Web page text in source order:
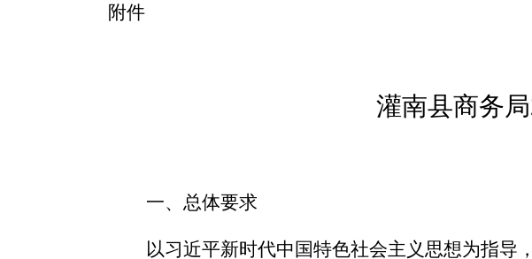
附件
灌南县商务局
一、总体要求
以习近平新时代中国特色社会主义思想为指